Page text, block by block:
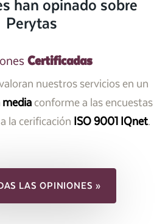
han opinado sobre
Perytas
Certificadas
nuestros servicios en un
mediaconforme a las encuestas
la cerificación ISO 9001 IQnet.
LAS OPINIONES »